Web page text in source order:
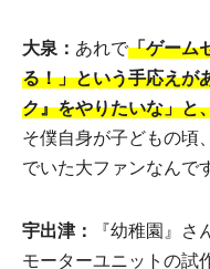
大泉： あれで「ゲーム
る！」という手応えが
ク』をやりたいな」と
そ僕自身が子どもの頃
でいた大ファンなんで
宇出津：
『幼稚園』
モーターユニットの試